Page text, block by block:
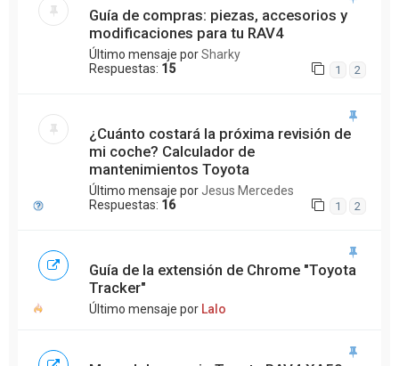
Guía de compras: piezas, accesorios y
modificaciones para tu RAV4
Último mensaje porSharky
Respuestas: 15 1 2
¿Cuánto costará la próxima revisión de
mi coche? Calculador de
mantenimientos Toyota
Último mensaje por Jesus Mercedes
Respuestas: 16 1 2
Guía de la extensión de Chrome "Toyota
Tracker"
Último mensaje por Lalo